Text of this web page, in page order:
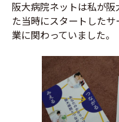
阪大病院ネットは私が
た当時にスタートした
業に関わっていました。